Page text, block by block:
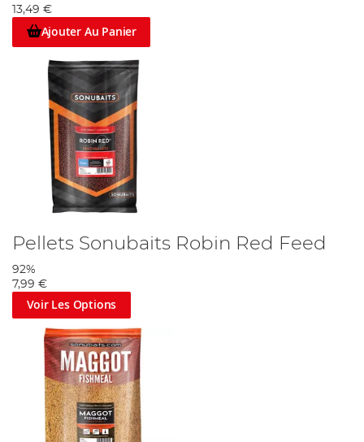
13,49 €
Ajouter Au Panier
Pellets Sonubaits Robin Red Feed
92%
7,99 €
Voir Les Options